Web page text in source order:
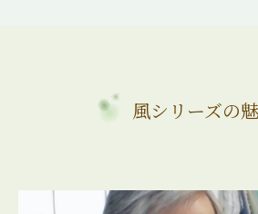
風シリーズの